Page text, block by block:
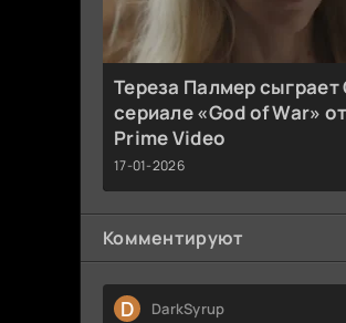
Тереза Палмер сыграет
сериале «God of War»
Prime Video
17-01-2026
Комментируют
D DarkSyrup